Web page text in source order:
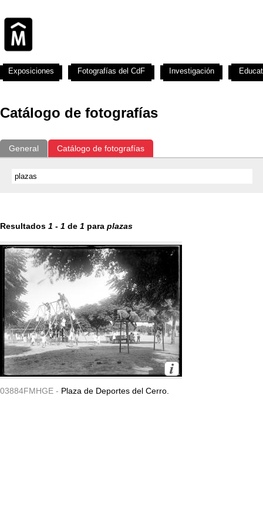
Catálogo de fotografías
General Catálogo de fotografías
Resultados 1 - 1 de 1 para plazas
03884FMHGE - Plaza de Deportes del Cerro.
Exposiciones Fotografías del CdF Investigación